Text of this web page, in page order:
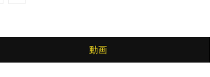
動画